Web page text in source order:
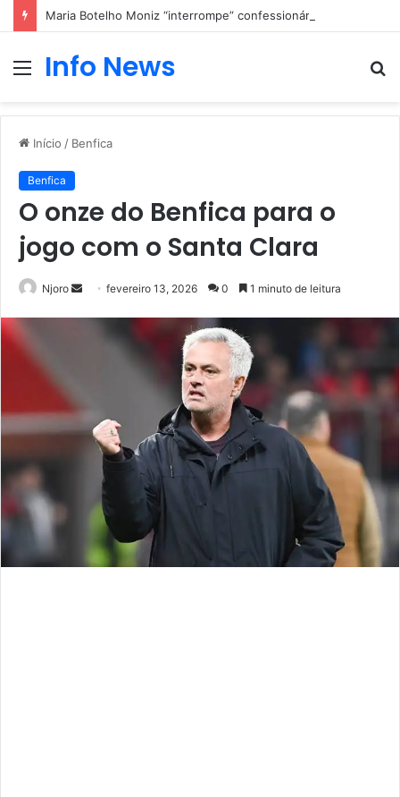
Maria Botelho Moniz “interrompe” confessionário
Menu
Info News
Início / Benfica
Benfica
O onze do Benfica para o
jogo com o Santa Clara
Njoro
Mandefevereiro 13, 2026 0 1 minuto de leitura